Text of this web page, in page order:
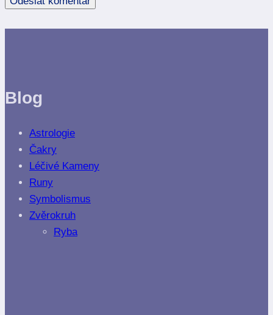
Blog
Astrologie
Čakry
Léčivé Kameny
Runy
Symbolismus
Zvěrokruh
Ryba